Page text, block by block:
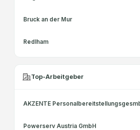
Bruck an der Mur
Redlham
Top-Arbeitgeber
AKZENTE
Powerserv Austria GmbH